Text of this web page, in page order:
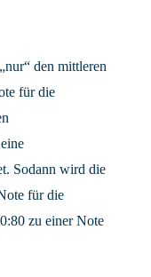
den mittleren
für die
Sodann wird die
für die
zu einer Note